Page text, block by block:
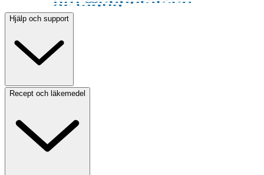
Hjälp och support
Recept och läkemedel